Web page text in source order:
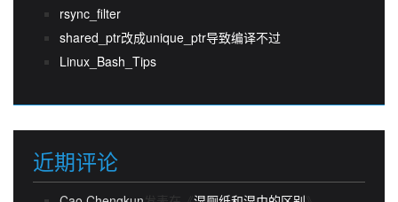
rsync_filter
shared_ptr改成unique_ptr导致编译不过
Linux_Bash_Tips
近期评论